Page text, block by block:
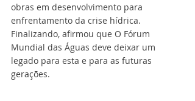
obras em desenvolvimento para
enfrentamento da crise hídrica.
Finalizando, afirmou que O Fórum
Mundial das Águas deve deixar um
legado para esta e para as futuras
gerações.